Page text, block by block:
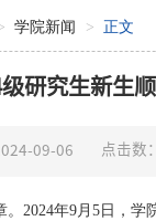
学院新闻 > 正文
研究生新生
09-06 点击数：
2024年9月5日，学